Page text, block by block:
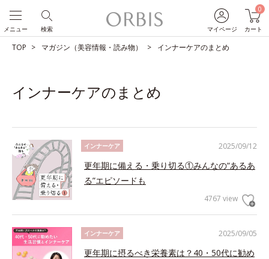
マイページ
0
カート
検索
メニュー
TOP マガジン（美容情報・読み物） インナーケアのまとめ
インナーケアのまとめ
2025/09/12
インナーケア
更年期に備える・乗り切る①みんなの“あるあ
る”エピソードも
4767 view
2025/09/05
インナーケア
更年期に摂るべき栄養素は？40・50代に勧め